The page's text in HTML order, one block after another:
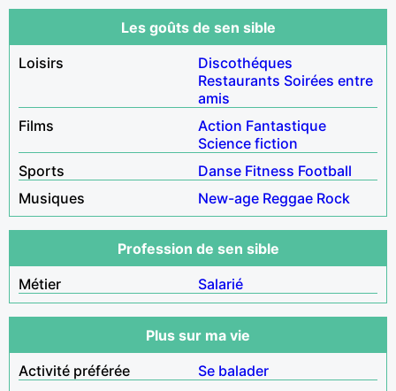
Les goûts de sen sible
Loisirs
Discothéques
Restaurants Soirées entre
amis
Films
Action Fantastique
Science fiction
Sports
Danse Fitness Football
Musiques
New-age Reggae Rock
Profession de sen sible
Métier
Salarié
Plus sur ma vie
Activité préférée
Se balader